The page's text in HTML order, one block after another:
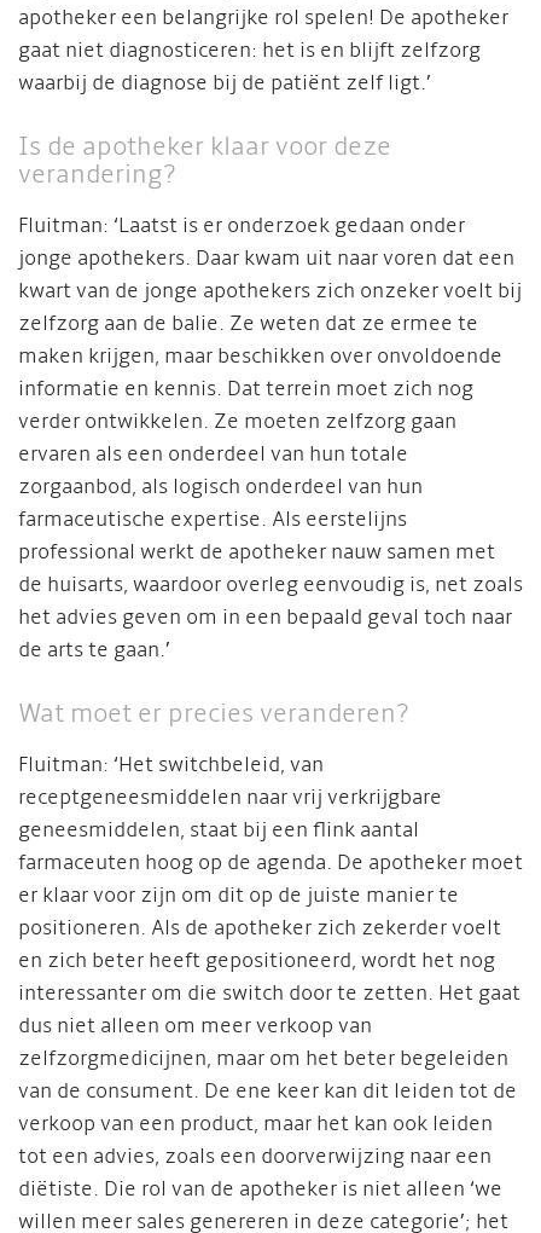
apotheker een belangrijke rol spelen! De apotheker
gaat niet diagnosticeren: het is en blijft zelfzorg
waarbij de diagnose bij de patiënt zelf ligt.’
Is de apotheker klaar voor deze
verandering?
Fluitman: ‘Laatst is er onderzoek gedaan onder
jonge apothekers. Daar kwam uit naar voren dat een
kwart van de jonge apothekers zich onzeker voelt bij
zelfzorg aan de balie. Ze weten dat ze ermee te
maken krijgen, maar beschikken over onvoldoende
informatie en kennis. Dat terrein moet zich nog
verder ontwikkelen. Ze moeten zelfzorg gaan
ervaren als een onderdeel van hun totale
zorgaanbod, als logisch onderdeel van hun
farmaceutische expertise. Als eerstelijns
professional werkt de apotheker nauw samen met
de huisarts, waardoor overleg eenvoudig is, net zoals
het advies geven om in een bepaald geval toch naar
de arts te gaan.’
Wat moet er precies veranderen?
Fluitman: ‘Het switchbeleid, van
receptgeneesmiddelen naar vrij verkrijgbare
geneesmiddelen, staat bij een flink aantal
farmaceuten hoog op de agenda. De apotheker moet
er klaar voor zijn om dit op de juiste manier te
positioneren. Als de apotheker zich zekerder voelt
en zich beter heeft gepositioneerd, wordt het nog
interessanter om die switch door te zetten. Het gaat
dus niet alleen om meer verkoop van
zelfzorgmedicijnen, maar om het beter begeleiden
van de consument. De ene keer kan dit leiden tot de
verkoop van een product, maar het kan ook leiden
tot een advies, zoals een doorverwijzing naar een
diëtiste. Die rol van de apotheker is niet alleen ‘we
willen meer sales genereren in deze categorie’; het